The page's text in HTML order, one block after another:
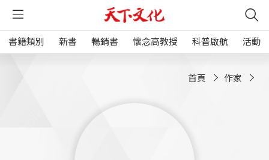
書籍類別 新書 暢銷書 懷念高教授 科普啟航 活動
首頁 作家